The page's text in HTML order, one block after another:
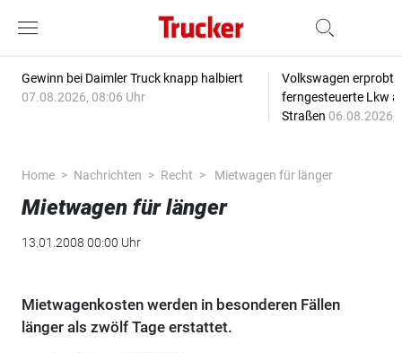
Gewinn bei Daimler Truck knapp halbiert
07.08.2026, 08:06 Uhr
Volkswagen erprobt
ferngesteuerte Lkw
Straßen 06.08.2026,
Home Nachrichten Recht Mietwagen für länger
Mietwagen für länger
13.01.2008 00:00 Uhr
Mietwagenkosten werden in besonderen Fällen
länger als zwölf Tage erstattet.